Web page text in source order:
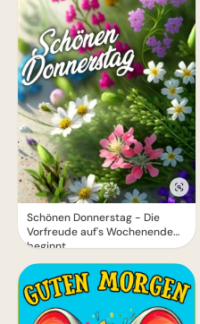
Schönen Donnerstag - Die
Vorfreude auf's Wochenende
beginnt